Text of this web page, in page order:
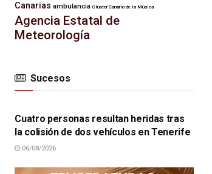
Canarias ambulancia Clúster Canario de la Música
Agencia Estatal de
Meteorología
Sucesos
SUCESOS
Cuatro personas resultan heridas tras
la colisión de dos vehículos en Tenerife
06/08/2026